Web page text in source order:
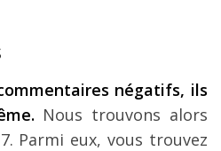
négatifs, ils
Nous trouvons alors
Parmi eux, vous trouvez